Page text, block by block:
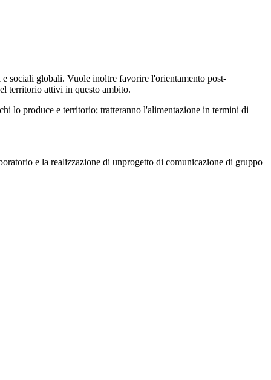
sociali globali. Vuole inoltre favorire l'orientamento post-
territorio attivi in questo ambito.
lo produce e territorio; tratteranno l'alimentazione in termini di
e la realizzazione di unprogetto di comunicazione di gruppo